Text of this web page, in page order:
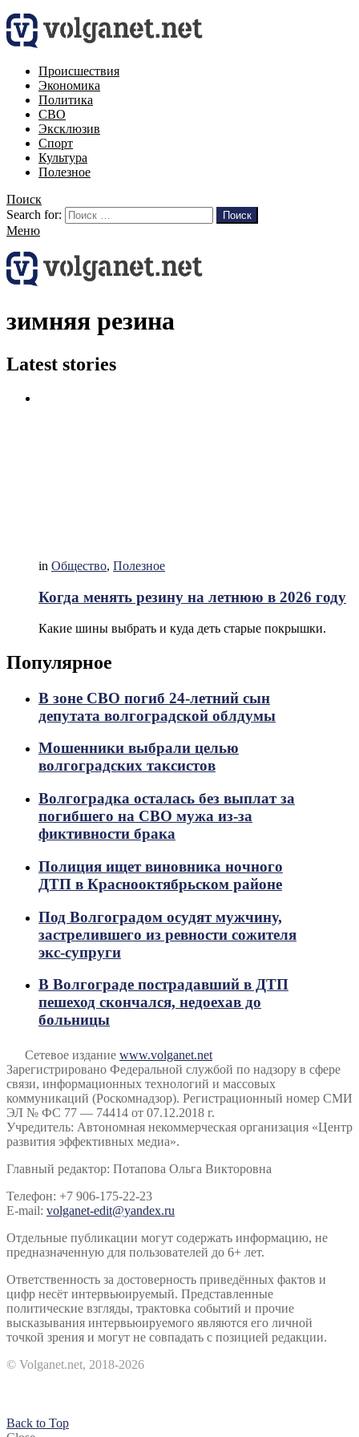
Происшествия
Экономика
Политика
СВО
Эксклюзив
Спорт
Культура
Полезное
Поиск
Search for:
Поиск
Меню
зимняя резина
Latest stories
in Общество, Полезное
Когда менять резину на летнюю в 2026 году
Какие шины выбрать и куда деть старые покрышки.
Популярное
В зоне СВО погиб 24-летний сын
депутата волгоградской облдумы
Мошенники выбрали целью
волгоградских таксистов
Волгоградка осталась без выплат за
погибшего на СВО мужа из-за
фиктивности брака
Полиция ищет виновника ночного
ДТП в Краснооктябрьском районе
Под Волгоградом осудят мужчину,
застрелившего из ревности сожителя
экс-супруги
В Волгограде пострадавший в ДТП
пешеход скончался, недоехав до
больницы
Сетевое издание www.volganet.net
Зарегистрировано Федеральной службой по надзору в сфере
связи, информационных технологий и массовых
коммуникаций (Роскомнадзор). Регистрационный номер СМИ
ЭЛ № ФС 77 — 74414 от 07.12.2018 г.
Учредитель: Автономная некоммерческая организация «Центр
развития эффективных медиа».
Главный редактор: Потапова Ольга Викторовна
Телефон: +7 906-175-22-23
E-mail: volganet-edit@yandex.ru
Отдельные публикации могут содержать информацию, не
предназначенную для пользователей до 6+ лет.
Ответственность за достоверность приведённых фактов и
цифр несёт интервьюируемый. Представленные
политические взгляды, трактовка событий и прочие
высказывания интервьюируемого являются его личной
точкой зрения и могут не совпадать с позицией редакции.
© Volganet.net, 2018-2026
Back to Top